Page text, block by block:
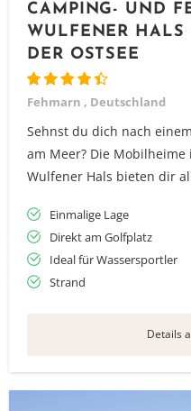
CAMPING- UND
WULFENER
DER OSTSEE
Fehmarn , Deutschland
Sehnst du dich nach
am Meer? Die
Wulfener Hals bieten dir
Einmalige Lage
Direkt am Golfplatz
Ideal für Wassersportler
Strand
Details